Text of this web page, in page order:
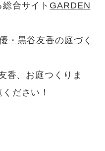
合サイト GARDEN
・黒谷友香の庭づく
香、お庭つくりま
ださい！